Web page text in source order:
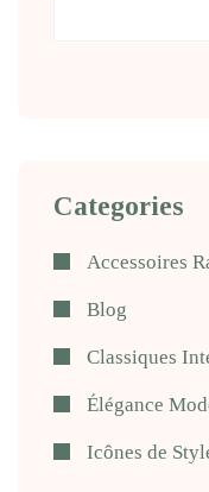
Categories
Accessoires
Blog
Classiques
Élégance
Icônes de